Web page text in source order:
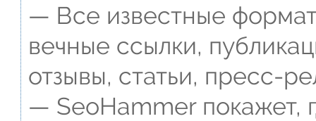
— Все известные
вечные ссылки,
отзывы, статьи, пресс-
— SeoHammer покажет,